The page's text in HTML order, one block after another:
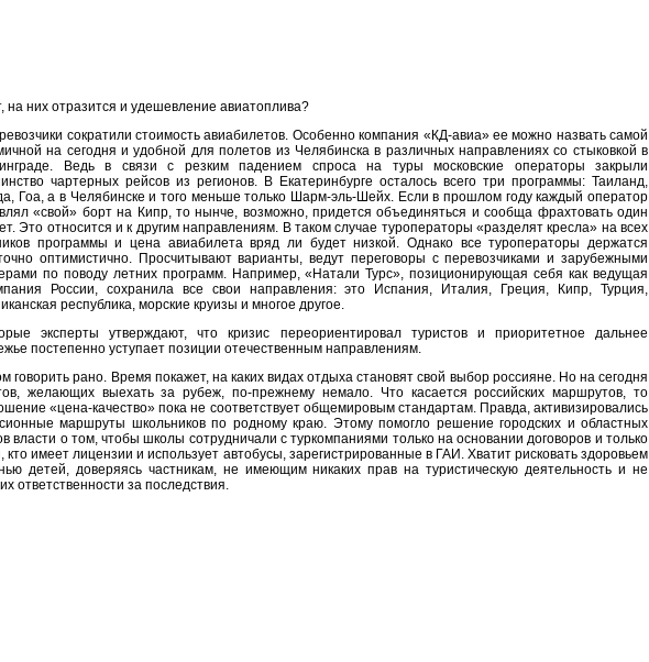
на них отразится и удешевление авиатоплива?
сократили стоимость авиабилетов. Особенно компания «КД-авиа» ее можно назвать самой
на сегодня и удобной для полетов из Челябинска в различных направлениях со стыковкой в
Ведь в связи с резким падением спроса на туры московские операторы закрыли
чартерных рейсов из регионов. В Екатеринбурге осталось всего три программы: Таиланд,
Гоа, а в Челябинске и того меньше только Шарм-эль-Шейх. Если в прошлом году каждый оператор
«свой» борт на Кипр, то нынче, возможно, придется объединяться и сообща фрахтовать один
Это относится и к другим направлениям. В таком случае туроператоры «разделят кресла» на всех
программы и цена авиабилета вряд ли будет низкой. Однако все туроператоры держатся
оптимистично. Просчитывают варианты, ведут переговоры с перевозчиками и зарубежными
по поводу летних программ. Например, «Натали Турс», позиционирующая себя как ведущая
России, сохранила все свои направления: это Испания, Италия, Греция, Кипр, Турция,
республика, морские круизы и многое другое.
эксперты утверждают, что кризис переориентировал туристов и приоритетное дальнее
постепенно уступает позиции отечественным направлениям.
говорить рано. Время покажет, на каких видах отдыха становят свой выбор россияне. Но на сегодня
желающих выехать за рубеж, по-прежнему немало. Что касается российских маршрутов, то
«цена-качество» пока не соответствует общемировым стандартам. Правда, активизировались
маршруты школьников по родному краю. Этому помогло решение городских и областных
власти о том, чтобы школы сотрудничали с туркомпаниями только на основании договоров и только
кто имеет лицензии и использует автобусы, зарегистрированные в ГАИ. Хватит рисковать здоровьем
детей, доверяясь частникам, не имеющим никаких прав на туристическую деятельность и не
ответственности за последствия.